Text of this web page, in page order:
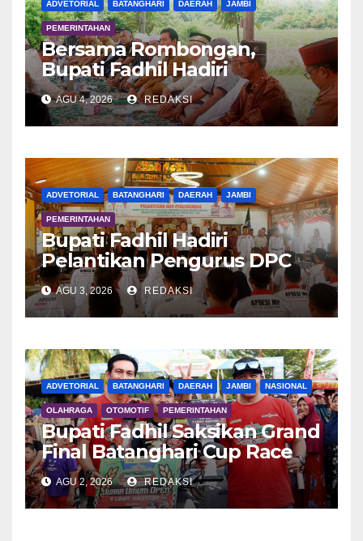
ADVETORIAL BATANGHARI DAERAH JAMBI
PEMERINTAHAN
Bersama Rombongan,
Bupati Fadhil Hadiri
Syukuran Tanam Padi di
Terusan
AGU 4, 2026 REDAKSI
ADVETORIAL BATANGHARI DAERAH JAMBI
PEMERINTAHAN
Bupati Fadhil Hadiri
Pelantikan Pengurus DPC
APDESI MP
AGU 3, 2026 REDAKSI
ADVETORIAL BATANGHARI DAERAH JAMBI NASIONAL
OLAHRAGA OTOMOTIF PEMERINTAHAN
Bupati Fadhil Saksikan Grand
Final Batanghari Cup Race
2026
AGU 2, 2026 REDAKSI